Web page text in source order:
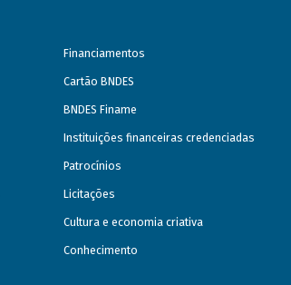
Financiamentos
Cartão BNDES
BNDES Finame
Instituições financeiras credenciadas
Patrocínios
Licitações
Cultura e economia criativa
Conhecimento